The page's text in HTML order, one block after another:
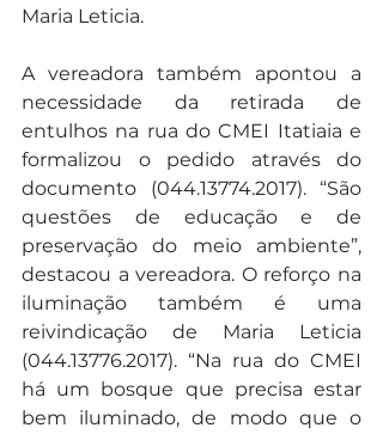
Maria Leticia.
A vereadora também apontou a
necessidade da retirada de
entulhos na rua do CMEI Itatiaia e
formalizou o pedido através do
documento (044.13774.2017). “São
questões de educação e de
preservação do meio ambiente”,
destacou a vereadora. O reforço na
iluminação também é uma
reivindicação de Maria Leticia
(044.13776.2017). “Na rua do CMEI
há um bosque que precisa estar
bem iluminado, de modo que o